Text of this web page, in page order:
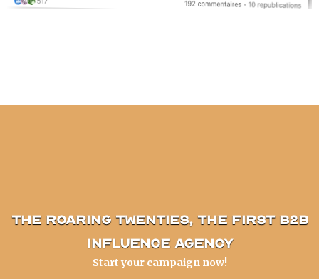
The Roaring Twenties, the first B2B
influence agency
Start your campaign now!